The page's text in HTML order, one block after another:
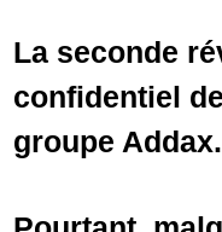
La seconde
confidentiel
groupe Addax.